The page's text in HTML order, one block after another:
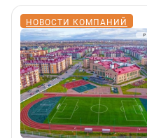
НОВОСТИ КОМПАНИЙ